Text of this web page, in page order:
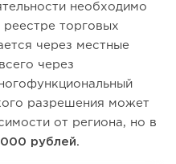
необходимо
реестре торговых
через местные
через
разрешения может
от региона, но в
рублей.